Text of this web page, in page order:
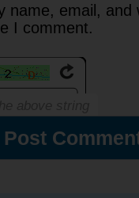
name, email,
I comment.